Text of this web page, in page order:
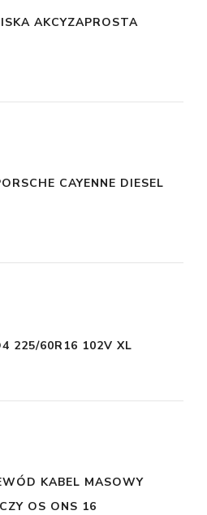
AKCYZAPROSTA
CAYENNE DIESEL
225/60R16 102V XL
KABEL MASOWY
OS ONS 16